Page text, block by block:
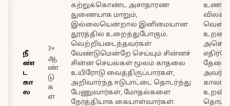
நீ
ண்
ட
கா
ல
3+
ஆ
ண்
டு
க
ள்
கற்றுக்கொண்ட அசாதாரண
துணையாக மாறும்,
இல்லையென்றால் இனிமையான
தூரத்தில் உறைந்துபோகும்.
வெற்றியடைந்தவர்கள்
வேண்டுமென்றே செய்யும் சின்னச்
சின்ன செயல்கள் மூலம் காதலை
உயிரோடு வைத்திருப்பார்கள்,
அறிவார்ந்த ஈடுபாட்டை தொடர்ந்து
பேணுவார்கள், மோதல்களை
நேர்த்தியாக கையாள்வார்கள்.
உறவை